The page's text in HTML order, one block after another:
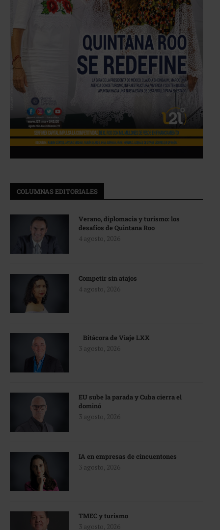
COLUMNAS EDITORIALES
Verano, diplomacia y turismo: los
desafíos de Quintana Roo
4 agosto, 2026
Competir sin atajos
4 agosto, 2026
Bitácora de Viaje LXX
3 agosto, 2026
EU sube la parada y Cuba cierra el
dominó
3 agosto, 2026
IA en empresas de cincuentones
3 agosto, 2026
TMEC y turismo
3 agosto, 2026